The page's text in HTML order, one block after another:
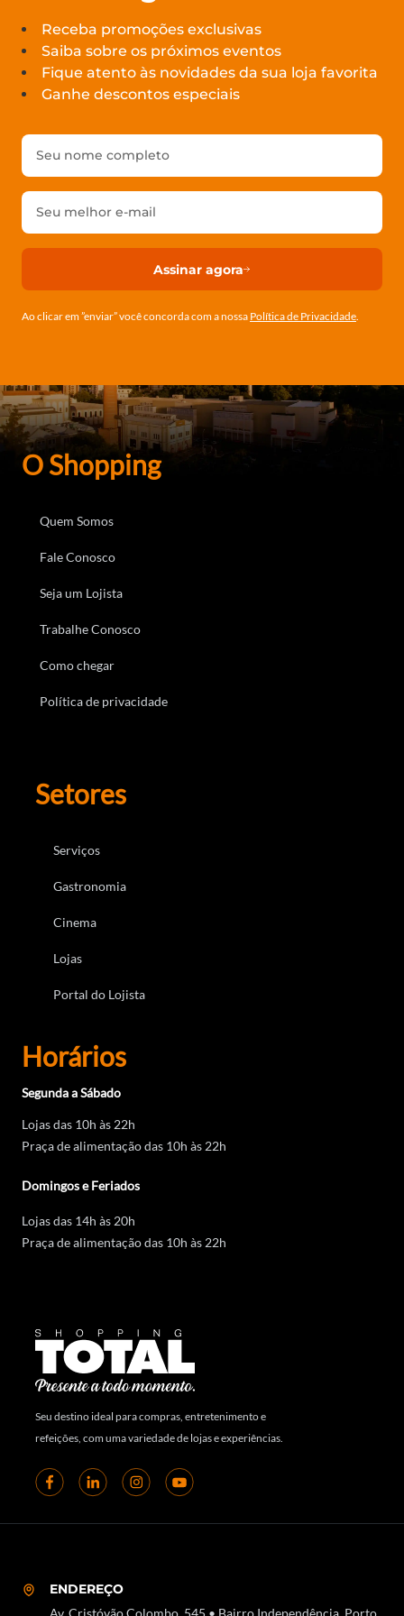
Receba promoções exclusivas
Saiba sobre os próximos eventos
Fique atento às novidades da sua loja favorita
Ganhe descontos especiais
Assinar agora
Ao clicar em ”enviar” você concorda com a nossa Política de Privacidade.
O Shopping
Quem Somos
Fale Conosco
Seja um Lojista
Trabalhe Conosco
Como chegar
Política de privacidade
Setores
Serviços
Gastronomia
Cinema
Lojas
Portal do Lojista
Horários
Segunda a Sábado
Lojas das 10h às 22h
Praça de alimentação das 10h às 22h
Domingos e Feriados
Lojas das 14h às 20h
Praça de alimentação das 10h às 22h
Seu destino ideal para compras, entretenimento e
refeições, com uma variedade de lojas e experiências.
ENDEREÇO